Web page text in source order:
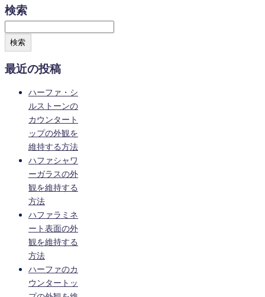
検索
検索
最近の投稿
ハーファ・シ
ルストーンの
カウンタート
ップの外観を
維持する方法
ハファシャワ
ーガラスの外
観を維持する
方法
ハファラミネ
ート表面の外
観を維持する
方法
ハーファのカ
ウンタートッ